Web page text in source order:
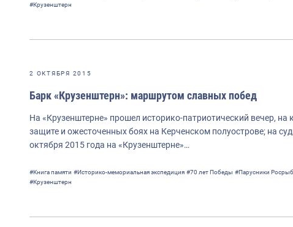
#Крузенштерн
2 ОКТЯБРЯ 2015
Барк «Крузенштерн»: маршрутом славных побед
На «Крузенштерне» прошел историко-патриотический вечер,
защите и ожесточенных боях на Керченском полуострове; на
октября 2015 года на «Крузенштерне»…
#Книга памяти #Историко-мемориальная экспедиция #70 лет Победы #Парусники
#Крузенштерн